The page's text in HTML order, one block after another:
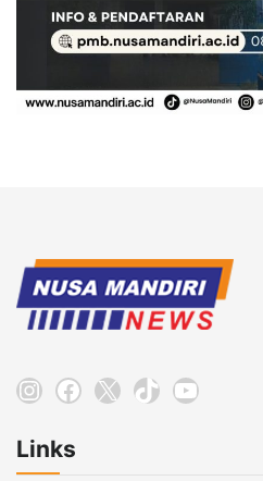
Instagram
Facebook
X TikTokYouTube
Links